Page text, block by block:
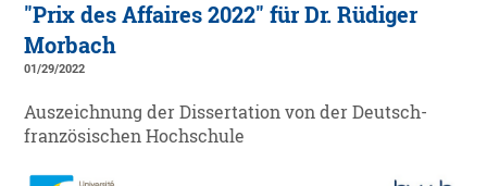
"Prix des Affaires 2022" für Dr. Rüdiger
Morbach
01/29/2022
Auszeichnung der Dissertation von der Deutsch-
französischen Hochschule